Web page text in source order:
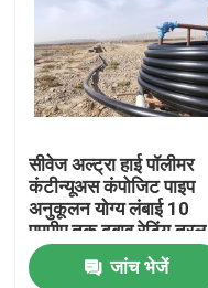
सीवेज अल्ट्रा हाई पॉलीमर
कंटीन्यूअस कंपोजिट पाइप
अनुकूलन योग्य लंबाई 10
एमपीए तक दबाव रेटिंग तरल
पदार्थ परिवहन के लिए
इंजीनियर
जांच भेजें